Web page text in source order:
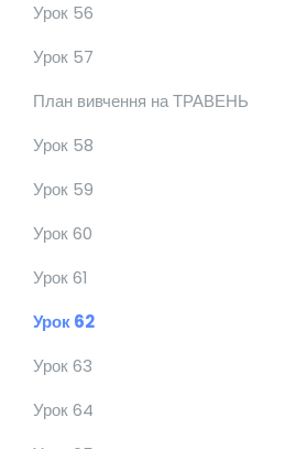
Урок 56
Урок 57
План вивчення на ТРАВЕНЬ
Урок 58
Урок 59
Урок 60
Урок 61
Урок 62
Урок 63
Урок 64